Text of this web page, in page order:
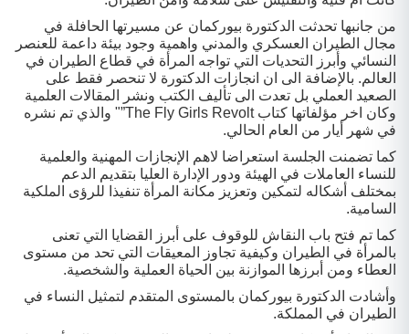
من جانبها تحدثت الدكتورة بيوركمان عن مسيرتها الحافلة في
مجال الطيران العسكري والمدني واهمية وجود بيئة داعمة للعنصر
النسائي وأبرز التحديات التي تواجه المرأة في قطاع الطيران في
العالم. بالإضافة الى ان انجازات الدكتورة لا تنحصر فقط على
الصعيد العملي بل تعدت الى تأليف الكتب ونشر المقالات العلمية
وكان اخر مؤلفاتها كتاب The Fly Girls Revolt”" والذي تم نشره
في شهر أيار من العام الحالي.
كما تضمنت الجلسة استعراضا لاهم الإنجازات المهنية والعلمية
للنساء العاملات في الهيئة ودور الإدارة العليا بتقديم الدعم
بمختلف أشكاله لتمكين وتعزيز مكانة المرأة تنفيذا للرؤى الملكية
السامية.
كما تم فتح باب النقاش للوقوف على أبرز القضايا التي تعنى
بالمرأة في الطيران وكيفية تجاوز المعيقات التي تحد من مستوى
العطاء ومن أبرزها الموازنة بين الحياة العملية والشخصية.
وأشادت الدكتورة بيوركمان بالمستوى المتقدم لتمثيل النساء في
الطيران في المملكة.